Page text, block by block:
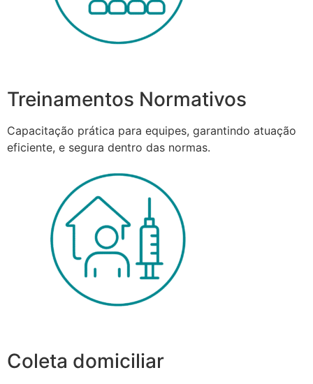
Treinamentos Normativos
Capacitação prática para equipes, garantindo atuação
eficiente, e segura dentro das normas.
Coleta domiciliar